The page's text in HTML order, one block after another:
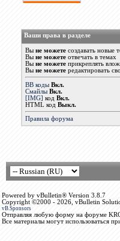
Ваши права в разделе
Вы не можетесоздавать новые
Вы не можетеотвечать в темах
Вы не можетеприкреплять
Вы не можетередактировать
BB коды Вкл.
Смайлы Вкл.
[IMG] код Вкл.
HTML код Выкл.
Правила форума
Powered by vBulletin® Version 3.8.7
Copyright ©2000 - 2026, vBulletin
vB.Sponsors
Отправляя любую форму на форуме
Все материалы могут использоваться